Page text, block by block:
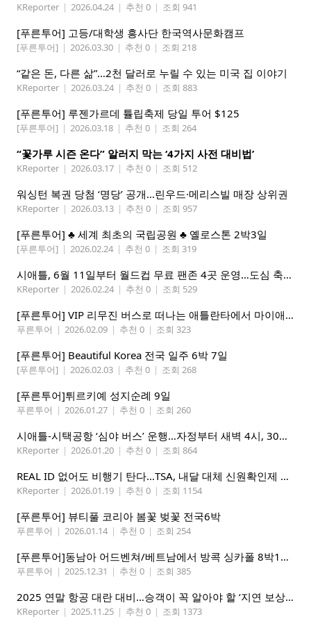
KReporter | 2026.04.24 | 추천 0 | 조회 941
[푸른투어] 고등/대학생 흥사단 한국역사문화캠프
[푸른투어] | 2026.03.30 | 추천 0 | 조회 218
“같은 돈, 다른 삶”…2천 달러로 누릴 수 있는 미국 집 이야기
KReporter | 2026.03.24 | 추천 0 | 조회 883
[푸른투어] 루젠가르데 튤립축제 당일 투어 $125
[푸른투어] | 2026.03.18 | 추천 0 | 조회 264
“꽃가루 시즌 온다” 알러지 막는 ‘4가지 사전 대비법’
KReporter | 2026.03.17 | 추천 0 | 조회 512
워싱턴 복권 당첨 ‘명당’ 공개…린우드·메리스빌 매장 상위권
KReporter | 2026.03.13 | 추천 0 | 조회 957
[푸른투어] ♣ 세계 최초의 국립공원 ♣ 옐로스톤 2박3일
[푸른투어] | 2026.02.24 | 추천 0 | 조회 319
시애틀, 6월 11일부터 월드컵 무료 팬존 4곳 운영…도심 축제 전면 개방
KReporter | 2026.02.24 | 추천 0 | 조회 529
[푸른투어] VIP 리무진 버스로 떠나는 애틀란타에서 마이애미까지
푸른투어 | 2026.02.09 | 추천 0 | 조회 323
[푸른투어] Beautiful Korea 전국 일주 6박 7일
[푸른투어] | 2026.02.03 | 추천 0 | 조회 268
[푸른투어]튀르키예 성지순례 9일
푸른투어 | 2026.01.27 | 추천 0 | 조회 260
시애틀-시택공항 ‘심야 버스’ 운행…자정부터 새벽 4시, 30분 간격
KReporter | 2026.01.20 | 추천 0 | 조회 864
REAL ID 없어도 비행기 탄다…TSA, 내달 대체 신원확인제 도입
KReporter | 2026.01.19 | 추천 0 | 조회 1154
[푸른투어] 뷰티풀 코리아 봄꽃 벚꽃 전국6박
푸른투어 | 2026.01.14 | 추천 0 | 조회 254
[푸른투어]동남아 어드벤쳐/베트남에서 방콕 싱카폴 8박11일
푸른투어 | 2025.12.31 | 추천 0 | 조회 385
2025 연말 항공 대란 대비…승객이 꼭 알아야 할 ‘지연 보상 규정’
KReporter | 2025.11.25 | 추천 0 | 조회 1373